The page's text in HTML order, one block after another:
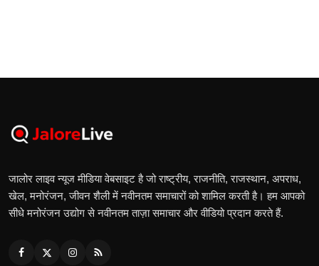
जालोर लाइव न्यूज मीडिया वेबसाइट है जो राष्ट्रीय, राजनीति, राजस्थान, अपराध,
खेल, मनोरंजन, जीवन शैली में नवीनतम समाचारों को शामिल करती है। हम आपको
सीधे मनोरंजन उद्योग से नवीनतम ताज़ा समाचार और वीडियो प्रदान करते हैं.